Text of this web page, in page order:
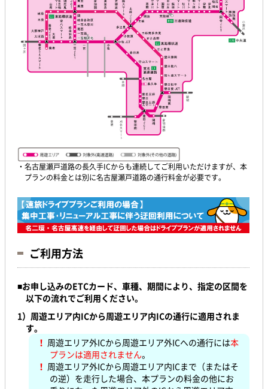
・名古屋瀬戸道路の長久手ICからも連続してご利用いただけますが、本
プランの料金とは別に名古屋瀬戸道路の通行料金が必要です。
ご利用方法
■お申し込みのETCカード、車種、期間により、 指定の区間を
以下の流れでご利用ください。
1） 周遊エリア内ICから周遊エリア内ICの通行に適用されま
す。
！ 周遊エリア外ICから周遊エリア外ICへの通行には本
プランは適用されません。
！ 周遊エリア外ICから周遊エリア内ICまで（またはそ
の逆）を走行した場合、本プランの料金の他にお